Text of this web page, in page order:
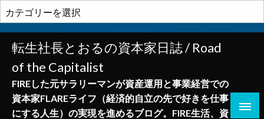
ン
テ
テ
転生社長とおるの資本家日誌 / Road
of the Capitalist
FIREした元サラリーマンが資産運用と事業経営での
資本家FLAREライフ（経済的自立の先で好きを仕事
にする人生）の実現を進めるブログ。FIRE生活、資